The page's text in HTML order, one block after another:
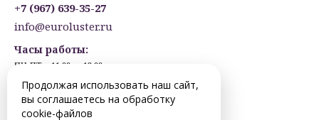
+7 (967) 639-35-27
info@euroluster.ru
Часы работы:
ПН-ПТ: с 11:00 до 19:00
ВС: ВЫХОДНОЙ
Предварительная запись.
Продолжая использовать наш сайт,
вы соглашаетесь на обработку
cookie-файлов